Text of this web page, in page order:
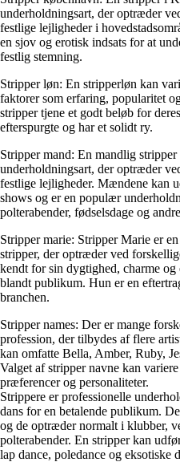
underholdningsart, der optræder
festlige lejligheder i
en sjov og erotisk indsats for at
festlig stemning.
Stripper løn: En stripperløn kan
faktorer som erfaring, popularitet
stripper tjene et godt beløb for
efterspurgte og har et solidt ry.
Stripper mand: En mandlig stripper
underholdningsart, der optræder
festlige lejligheder. Mændene kan
shows og er en populær
polterabender, fødselsdage og
Stripper marie: Stripper Marie er
stripper, der optræder ved
kendt for sin dygtighed, charme
blandt publikum. Hun er en
branchen.
Stripper names: Der er mange
profession, der tilbydes af flere
kan omfatte Bella, Amber, Ruby,
Valget af stripper navne kan
præferencer og personaliteter.
Strippere er professionelle
dans for en betalende publikum.
og de optræder normalt i klubber,
polterabender. En stripper kan
lap dance, poledance og eksotiske